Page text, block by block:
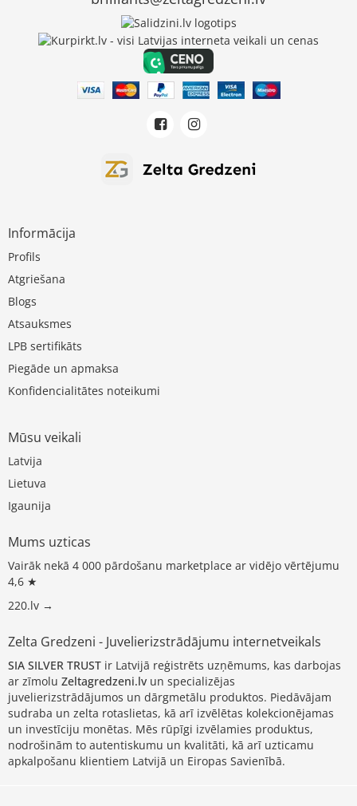
Informācija
Profils
Atgriešana
Blogs
Atsauksmes
LPB sertifikāts
Piegāde un apmaksa
Konfidencialitātes noteikumi
Mūsu veikali
Latvija
Lietuva
Igaunija
Mums uzticas
Vairāk nekā 4 000 pārdošanu marketplace ar vidējo vērtējumu
4,6 ★
220.lv →
Zelta Gredzeni - Juvelierizstrādājumu internetveikals
SIA SILVER TRUST ir Latvijā reģistrēts uzņēmums, kas darbojas
ar zīmolu Zeltagredzeni.lv un specializējas
juvelierizstrādājumos un dārgmetālu produktos. Piedāvājam
sudraba un zelta rotaslietas, kā arī izvēlētas kolekcionējamas
un investīciju monētas. Mēs rūpīgi izvēlamies produktus,
nodrošinām to autentiskumu un kvalitāti, kā arī uzticamu
apkalpošanu klientiem Latvijā un Eiropas Savienībā.